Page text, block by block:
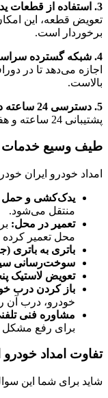
3. استفاده از قطعات یدکی اصلی (در صورت نیاز):
تعویض قطعه، این
برخوردار است.
4. شبکه گسترده سراسری:
اجازه می‌دهد تا در
بالاست.
5. دسترسی 24 ساعته در 7 روز هفته:
پشتیبانی 24 ساعته و هفت روز هفته، در هر ساعت از شبانه‌روز و در تمامی ایام سال، آماده پاسخگویی و اعزام امدادگر است.
طیف وسیع خدمات
امداد خودرو ایران
یدک‌کشی و حمل
منتقل می‌شود.
تعمیر در محل:
محل تعمیر کرده
باتری به باتری
سوخت‌رسانی
تعویض لاستیک
باز کردن درب
خودرو، درب آن
مشاوره فنی
برای رفع مشکل
تفاوت امداد
شاید برای شما این